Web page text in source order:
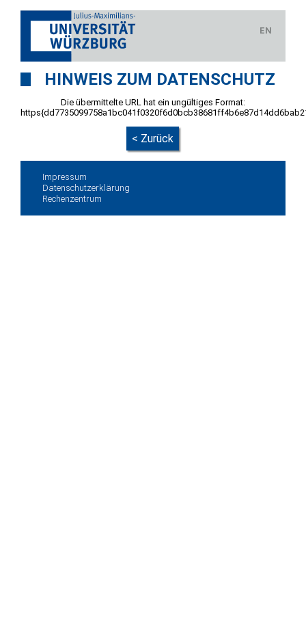
EN
HINWEIS ZUM DATENSCHUTZ
Die übermittelte URL hat ein ungültiges Format:
< Zurück
Impressum
Datenschutzerklärung
Rechenzentrum